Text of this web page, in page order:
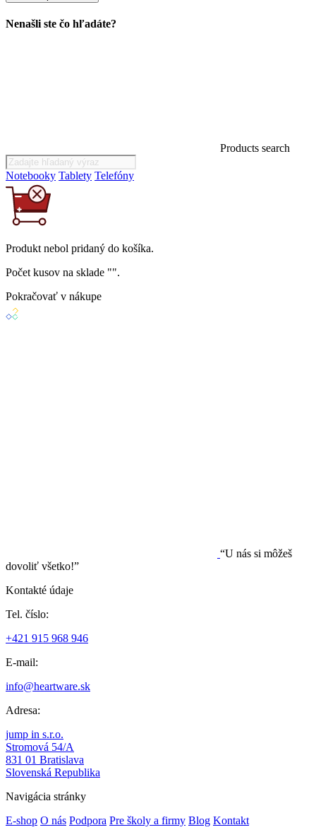
Nenašli ste čo hľadáte?
Products search
Notebooky Tablety Telefóny
Produkt nebol pridaný do košíka.
Počet kusov na sklade "".
Pokračovať v nákupe
“U nás si môžeš
dovoliť všetko!”
Kontakté údaje
Tel. číslo:
+421 915 968 946
E-mail:
info@heartware.sk
Adresa:
jump in s.r.o.
Stromová 54/A
831 01 Bratislava
Slovenská Republika
Navigácia stránky
E-shop O nás Podpora Pre školy a firmy Blog Kontakt